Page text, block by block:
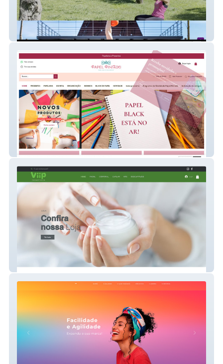
Marlene Santos Personal Trainer
Papel Pintado
Vita Derm Ipiranga